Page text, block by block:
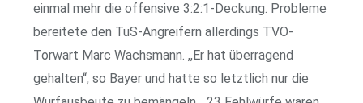
einmal mehr die offensive 3:2:1-Deckung. Probleme
bereitete den TuS-Angreifern allerdings TVO-
Torwart Marc Wachsmann. ,,Er hat überragend
gehalten“, so Bayer und hatte so letztlich nur die